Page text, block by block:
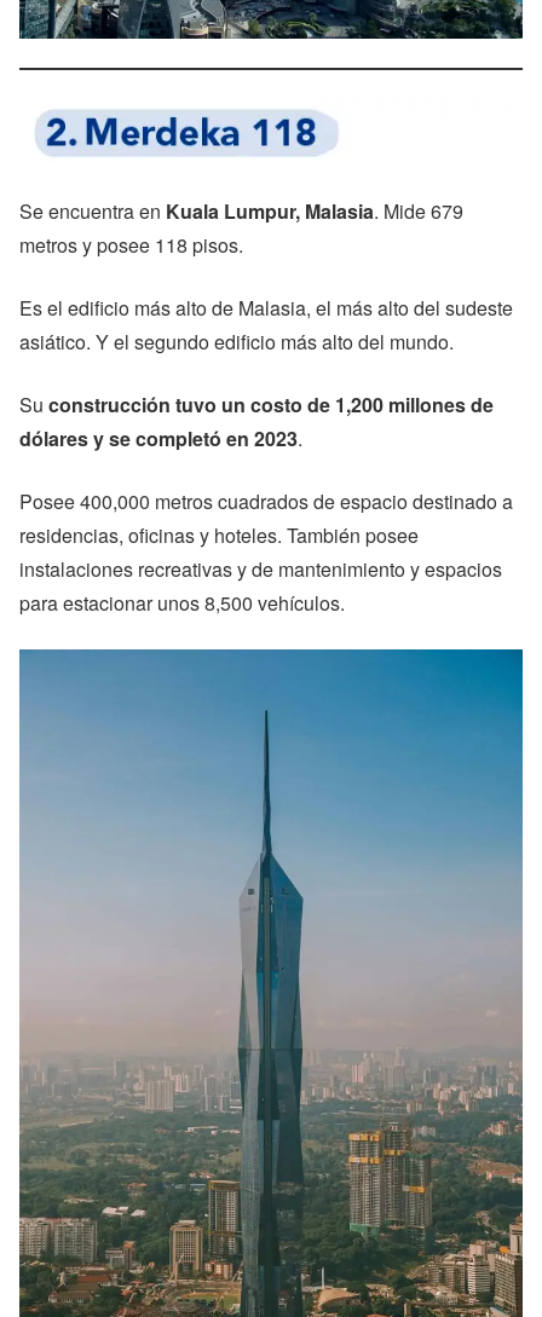
Se encuentra en Kuala Lumpur, Malasia. Mide 679
metros y posee 118 pisos.
Es el edificio más alto de Malasia, el más alto del sudeste
asiático. Y el segundo edificio más alto del mundo.
Su construcción tuvo un costo de 1,200 millones de
dólares y se completó en 2023.
Posee 400,000 metros cuadrados de espacio destinado a
residencias, oficinas y hoteles. También posee
instalaciones recreativas y de mantenimiento y espacios
para estacionar unos 8,500 vehículos.